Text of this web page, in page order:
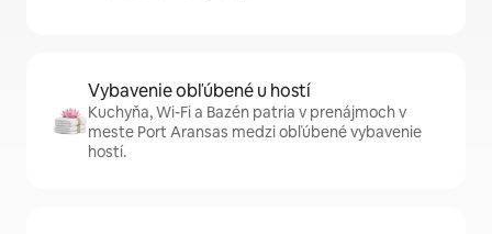
Vybavenie obľúbené u hostí
Kuchyňa, Wi-Fi a Bazén patria v prenájmoch v
meste Port Aransas medzi obľúbené vybavenie
hostí.